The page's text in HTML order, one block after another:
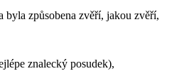
byla způsobena zvěří, jakou zvěří,
znalecký posudek),